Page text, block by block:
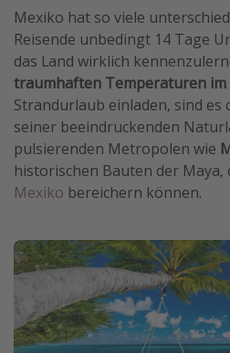
Mexiko hat so viele
Reisende unbedingt 14 Tage
das Land wirklich
traumhaften Temperaturen im
Strandurlaub einladen, sind es
seiner beeindruckenden
pulsierenden Metropolen wie
historischen Bauten der Maya,
Mexiko bereichern können.